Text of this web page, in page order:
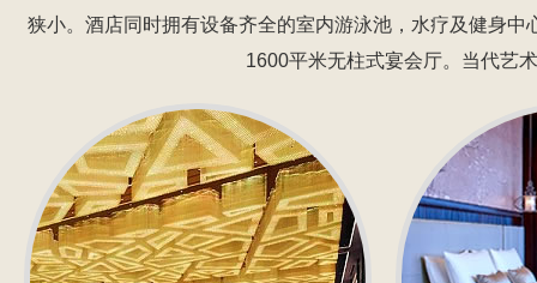
狭小。酒店同时拥有设备齐全的室内游泳池，水疗及健身
1600平米无柱式宴会厅。当代艺